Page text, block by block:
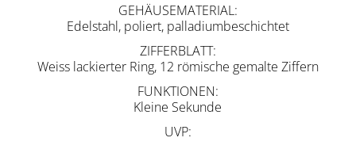
GEHÄUSEMATERIAL
Edelstahl, poliert, palladiumbeschichtet
ZIFFERBLATT
Weiss lackierter Ring, 12 römische gemalte Ziffern
FUNKTIONEN
Kleine Sekunde
UVP